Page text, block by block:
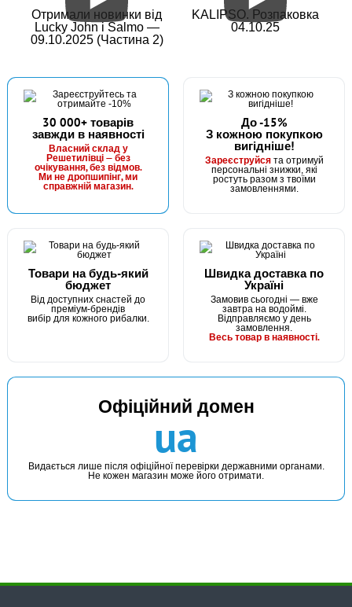
Отримали новинки від
Lucky John і Salmo —
09.10.2025 (Частина 2)
KALIPSO. Розпаковка
04.10.25
30 000+ товарів
завжди в наявності
Власний склад у
Решетилівці — без
очікування, без відмов.
Ми не дропшипінг, ми
справжній магазин.
До -15%
З кожною покупкою
вигідніше!
Зареєструйсята отримуй
персональні знижки, які
ростуть разом з твоїми
замовленнями.
Товари на будь-який
бюджет
Від доступних снастей до
преміум-брендів
вибір для кожного рибалки.
Швидка доставка по
Україні
Замовив сьогодні — вже
завтра на водоймі.
Відправляємо у день
замовлення.
Весь товар в наявності.
Офіційний домен
ua
Видається лише після офіційної перевірки державними органами.
Не кожен магазин може його отримати.